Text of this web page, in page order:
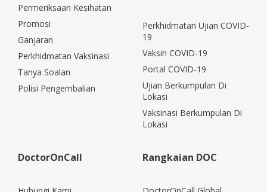
Permeriksaan Kesihatan
Promosi
Ganjaran
Perkhidmatan Vaksinasi
Tanya Soalan
Polisi Pengembalian
Perkhidmatan Ujian COVID-
19
Vaksin COVID-19
Portal COVID-19
Ujian Berkumpulan Di
Lokasi
Vaksinasi Berkumpulan Di
Lokasi
DoctorOnCall Rangkaian DOC